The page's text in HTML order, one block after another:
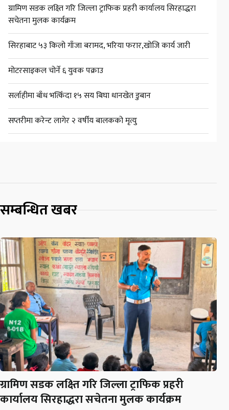
ग्रामिण सडक लक्ष्ति गरि जिल्ला ट्राफिक प्रहरी कार्यालय सिरहाद्धरा
सचेतना मुलक कार्यक्रम
सिरहाबाट ५३ किलो गाँजा बरामद, भरिया फरार,खोजि कार्य जारी
मोटरसाइकल चोर्ने ६ युवक पक्राउ
सर्लाहीमा बाँध भत्किँदा १५ सय बिघा धानखेत डुबान
सप्तरीमा करेन्ट लागेर २ वर्षीय बालकको मृत्यु
सम्बन्धित खबर
ग्रामिण सडक लक्ष्ति गरि जिल्ला ट्राफिक प्रहरी
कार्यालय सिरहाद्धरा सचेतना मुलक कार्यक्रम